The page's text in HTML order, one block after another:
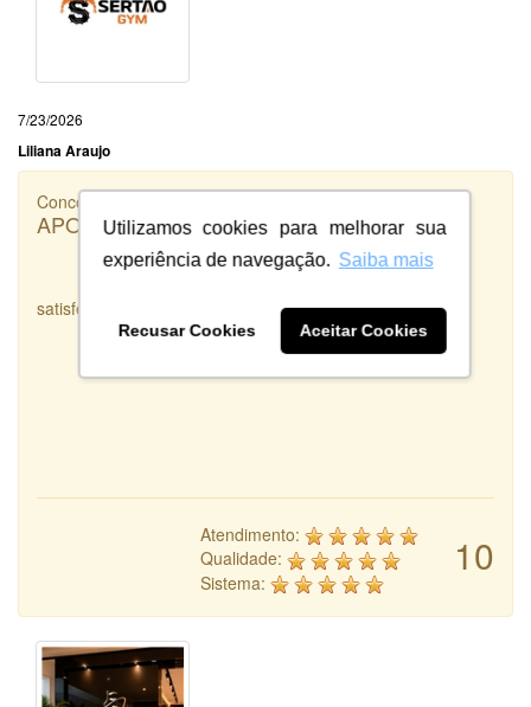
Utilizamos cookies para melhorar sua
experiência de navegação. Saiba mais
Recusar Cookies Aceitar Cookies
7/23/2026
Liliana Araujo
Concorrência
APORTIELLE
satisfeita
10
Atendimento:
Qualidade:
Sistema: